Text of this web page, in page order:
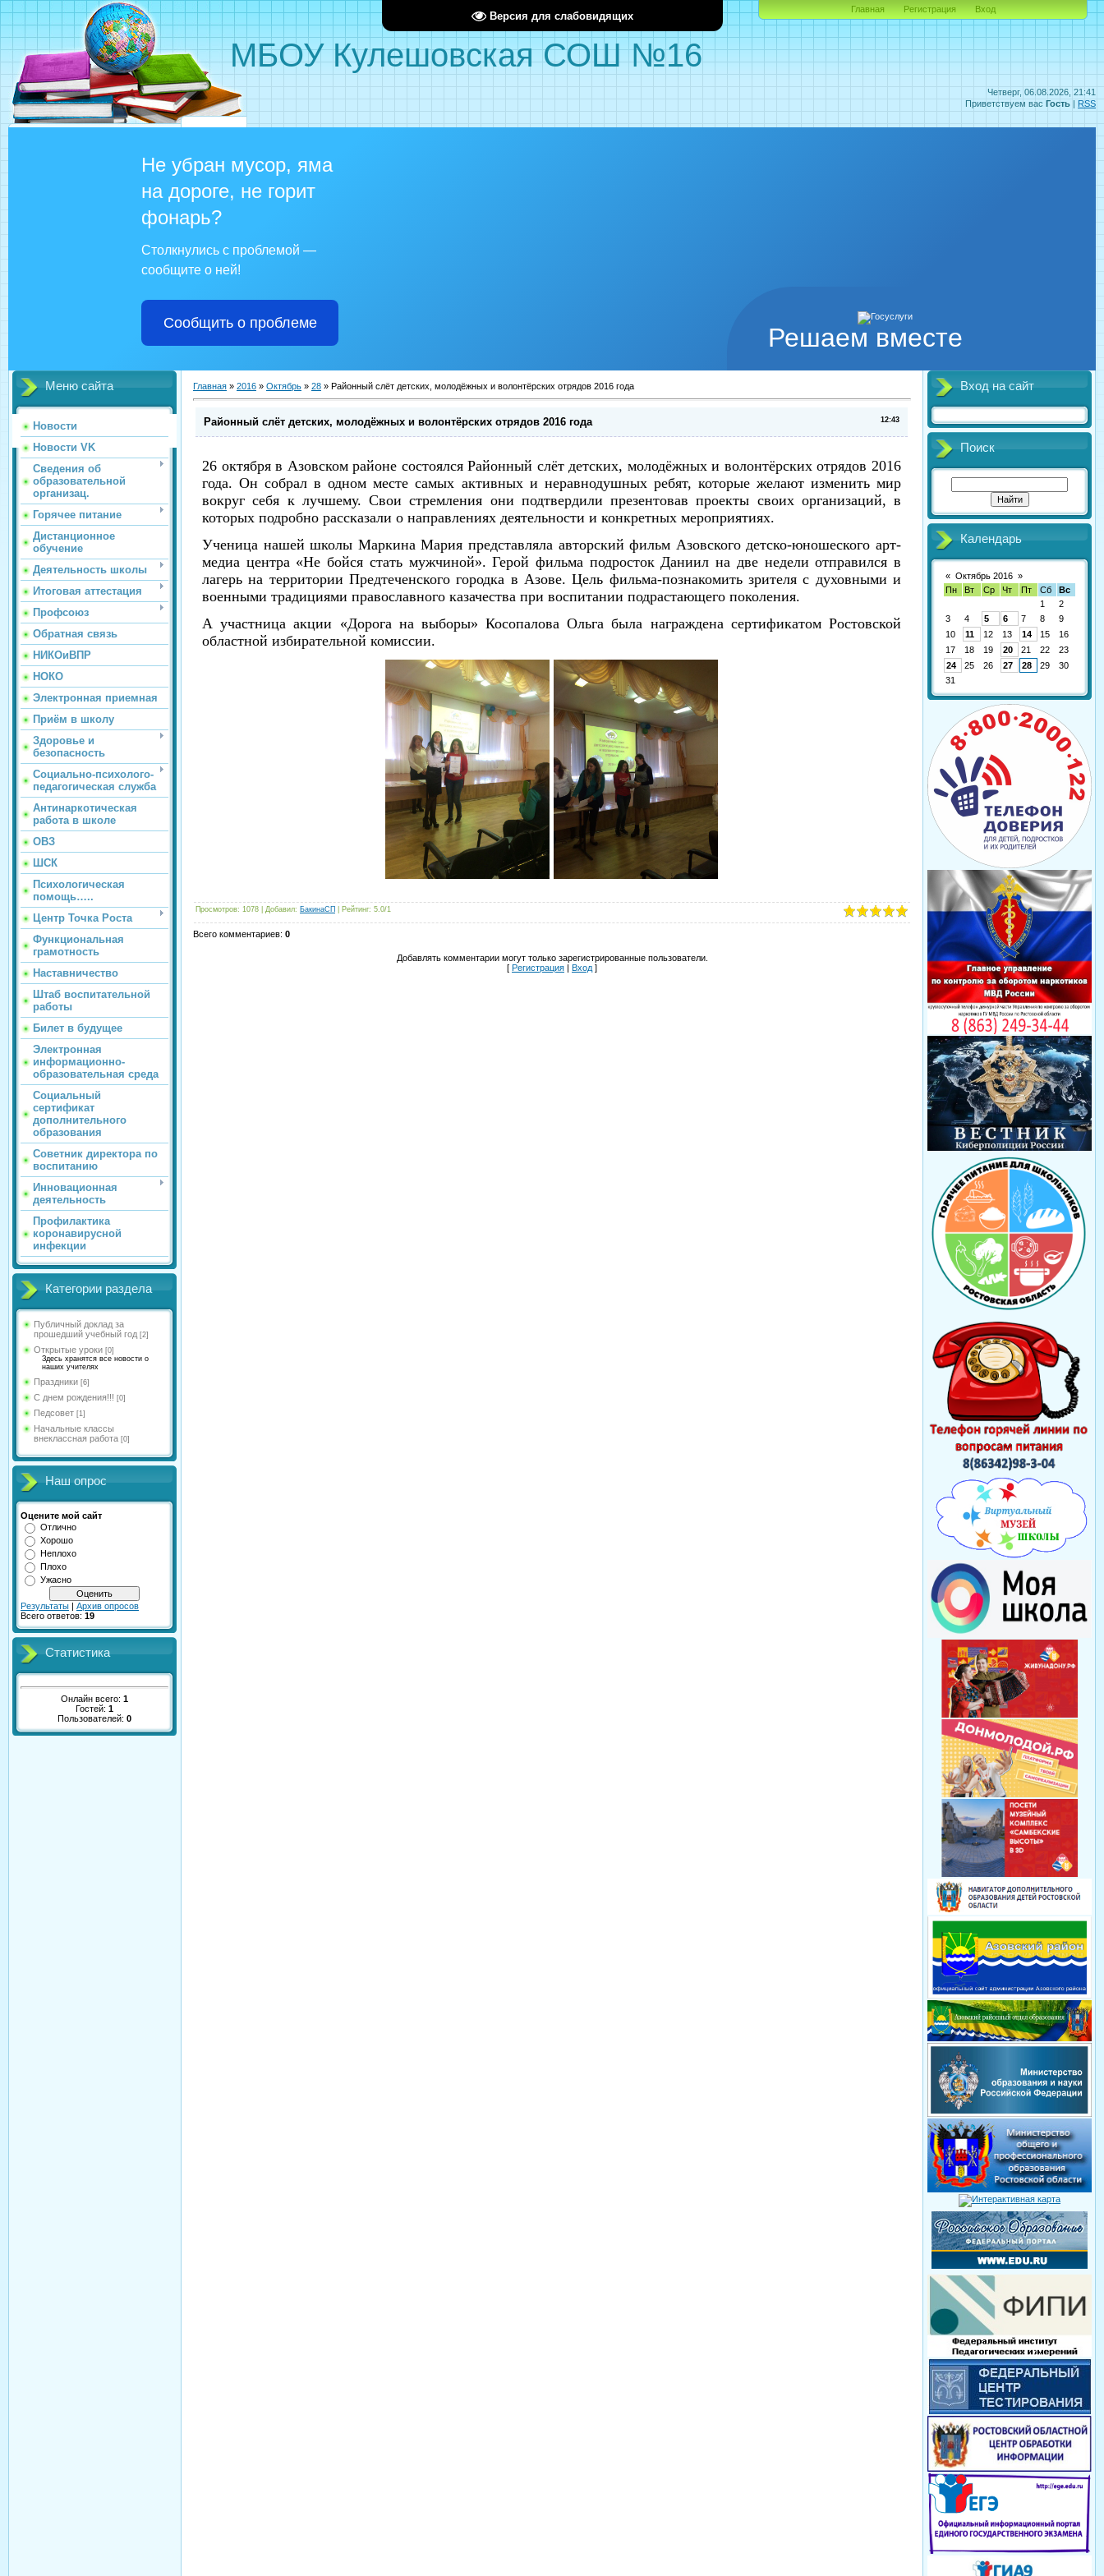
Версия для слабовидящих
Четверг, 06.08.2026, 21:41
Приветствуем вас Гость | RSS
МБОУ Кулешовская СОШ №16
Главная Регистрация Вход
Решаем вместе
Не убран мусор, яма
на дороге, не горит
фонарь?
Столкнулись с проблемой —
сообщите о ней!
Сообщить о проблеме
Меню сайта
Новости
Новости VK
Сведения об
образовательной
организац.
Горячее питание
Дистанционное
обучение
Деятельность школы
Итоговая аттестация
Профсоюз
Обратная связь
НИКОиВПР
НОКО
Электронная приемная
Приём в школу
Здоровье и
безопасность
Социально-психолого-
педагогическая служба
Антинаркотическая
работа в школе
ОВЗ
ШСК
Психологическая
помощь…..
Центр Точка Роста
Функциональная
грамотность
Наставничество
Штаб воспитательной
работы
Билет в будущее
Электронная
информационно-
образовательная среда
Социальный
сертификат
дополнительного
образования
Советник директора по
воспитанию
Инновационная
деятельность
Профилактика
коронавирусной
инфекции
Категории раздела
Публичный доклад за
прошедший учебный год [2]
Открытые уроки [0]
Здесь хранятся все новости о
наших учителях
Праздники [6]
С днем рождения!!! [0]
Педсовет [1]
Начальные классы
внеклассная работа [0]
Наш опрос
Оцените мой сайт
Отлично
Хорошо
Неплохо
Плохо
Ужасно
Результаты | Архив опросов
Всего ответов: 19
Статистика
Онлайн всего: 1
Гостей: 1
Пользователей: 0
Главная » 2016 » Октябрь » 28 » Районный слёт детских, молодёжных и волонтёрских отрядов 2016 года
12:43
Районный слёт детских, молодёжных и волонтёрских отрядов 2016 года
26 октября в Азовском районе состоялся Районный слёт детских, молодёжных и волонтёрских отрядов 2016
года. Он собрал в одном месте самых активных и неравнодушных ребят, которые желают изменить мир
вокруг себя к лучшему. Свои стремления они подтвердили презентовав проекты своих организаций, в
которых подробно рассказали о направлениях деятельности и конкретных мероприятиях.
Ученица нашей школы Маркина Мария представляла авторский фильм Азовского детско-юношеского арт-
медиа центра «Не бойся стать мужчиной». Герой фильма подросток Даниил на две недели отправился в
лагерь на территории Предтеченского городка в Азове. Цель фильма-познакомить зрителя с духовными и
военными традициями православного казачества при воспитании подрастающего поколения.
А участница акции «Дорога на выборы» Косопалова Ольга была награждена сертификатом Ростовской
областной избирательной комиссии.
Просмотров: 1078 Добавил: БакинаСП Рейтинг: 5.0/1
Всего комментариев: 0
Добавлять комментарии могут только зарегистрированные пользователи.
[ Регистрация | Вход ]
Вход на сайт
Поиск
Календарь
« Октябрь 2016 »
Пн
Вт Ср Чт Пт Сб
Вс
1
2
3
4 5 6 7 8
9
10
11 12 13 14 15
16
17
18 19 20 21 22
23
24
25 26 27 28 29
30
31